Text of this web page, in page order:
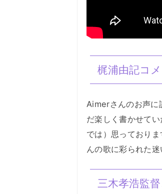
梶浦由記コ
Aimerさんのお声に
だ楽しく書かせて
では）思っており
んの歌に彩られた
三木孝浩監